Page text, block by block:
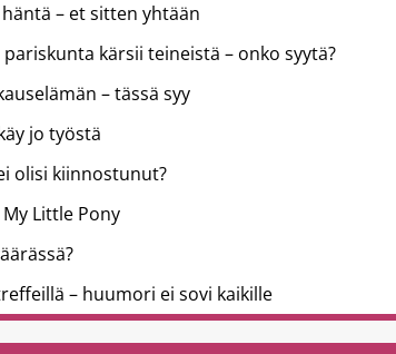
– et sitten yhtään
kärsii teineistä – onko syytä?
– tässä syy
jo työstä
olisi kiinnostunut?
Little Pony
– huumori ei sovi kaikille